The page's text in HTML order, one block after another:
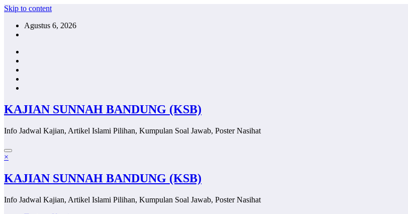
Skip to content
Agustus 6, 2026
KAJIAN SUNNAH BANDUNG (KSB)
Info Jadwal Kajian, Artikel Islami Pilihan, Kumpulan Soal Jawab, Poster Nasihat
×
KAJIAN SUNNAH BANDUNG (KSB)
Info Jadwal Kajian, Artikel Islami Pilihan, Kumpulan Soal Jawab, Poster Nasihat